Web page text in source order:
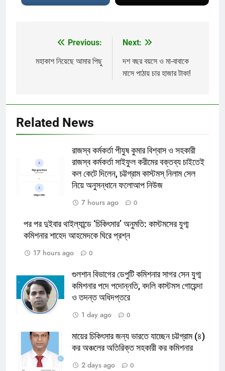
navigation
Previous:
মহাকাশ নিয়েছে আমার পিছু
Next:
দশ বছর বয়সে ও মা-বাবাকে
মাসে পাঠায় চার হাজার টাকা!
Related News
রাজস্ব কর্মকর্তা পীযুষ কুমার বিশ্বাস ও সহকারী
রাজস্ব কর্মকর্তা সাইফুল করীমের বক্তব্য চাইতেই
কল কেটে দিলেন, চট্টগ্রাম কাস্টমস্ নিলাম সেল
নিয়ে অনুসন্ধানে ফলোআপ নিউজ
7 hours ago
0
পর পর দুইবার থাইল্যান্ডে ‘চিকিৎসার’ অনুমতি: কাস্টমসের যুগ্ম
কমিশনার শাহেদ আহমেদকে ঘিরে প্রশ্ন
17 hours ago
0
গুলশান বিভাগের ডেপুটি কমিশনার সাগর সেন যুগ্ম
কমিশনার পদে পদোন্নতি, বদলি কাস্টমস গোয়েন্দা
ও তদন্ত অধিদপ্তরে
1 day ago
0
মায়ের চিকিৎসার জন্য ভারতে যাচ্ছেন চট্টগ্রাম (৪)
কর অঞ্চলের অতিরিক্ত সহকারী কর কমিশনার
2 days ago
0